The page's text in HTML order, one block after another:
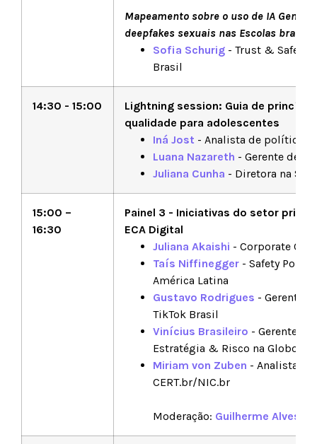
Mapeamento sobre o uso de IA
deepfakes sexuais nas Escolas
Sofia Schurig - Trust & Safety
Brasil
14:30 - 15:00
Lightning session: Guia de
qualidade para adolescentes
Iná Jost - Analista de políticas
Luana Nazareth - Gerente de
Juliana Cunha - Diretora na
15:00 –
16:30
Painel 3 - Iniciativas do setor
ECA Digital
Juliana Akaishi - Corporate
Taís Niffinegger - Safety
América Latina
Gustavo Rodrigues - Gerente
TikTok Brasil
Vinícius Brasileiro - Gerente
Estratégia & Risco na Globo
Miriam von Zuben - Analista de
CERT.br/NIC.br
Moderação: Guilherme Alves